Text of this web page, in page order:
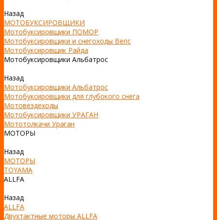
Назад
МОТОБУКСИРОВЩИКИ
Мотобуксировщики ПОМОР
Мотобуксировщики и снегоходы Вепс
Мотобуксировщик Райда
Мотобуксировщики Альбатрос
Назад
Мотобуксировщики Альбатрос
Мотобуксировщики для глубокого снега
Мотовездеходы
Мотобуксировщики УРАГАН
Мототолкачи Ураган
МОТОРЫ
Назад
МОТОРЫ
TOYAMA
ALLFA
Назад
ALLFA
Двухтактные моторы ALLFA